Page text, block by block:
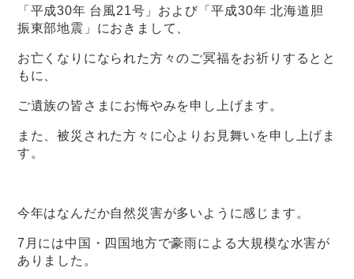
「平成30年 台風21号」および「平成30年 北海道胆
振東部地震」におきまして、
お亡くなりになられた方々のご冥福をお祈りするとと
もに、
ご遺族の皆さまにお悔やみを申し上げます。
また、被災された方々に心よりお見舞いを申し上げま
す。
今年はなんだか自然災害が多いように感じます。
7月には中国・四国地方で豪雨による大規模な水害が
ありました。